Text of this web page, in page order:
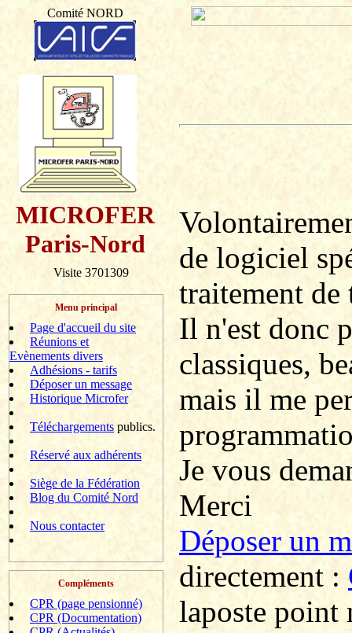
Comité NORD
MICROFER
Paris-Nord
Visite 3701309
Menu principal
Page d'accueil du site
Réunions et
Evènements divers
Adhésions - tarifs
Déposer un message
Historique Microfer
Téléchargements publics.
Réservé aux adhérents
Siège de la Fédération
Blog du Comité Nord
Nous contacter
Compléments
CPR (page pensionné)
CPR (Documentation)
de logiciel
traitement de
Il n'est donc
classiques,
mais il me
Je vous
Merci
Déposer un
directement :
laposte point